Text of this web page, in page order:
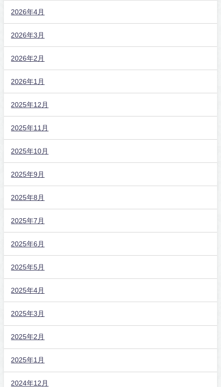
2026年4月
2026年3月
2026年2月
2026年1月
2025年12月
2025年11月
2025年10月
2025年9月
2025年8月
2025年7月
2025年6月
2025年5月
2025年4月
2025年3月
2025年2月
2025年1月
2024年12月